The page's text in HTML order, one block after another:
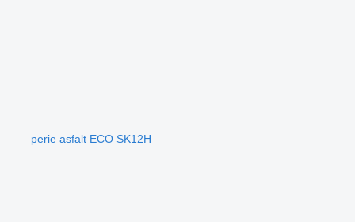
perie asfalt ECO SK12H